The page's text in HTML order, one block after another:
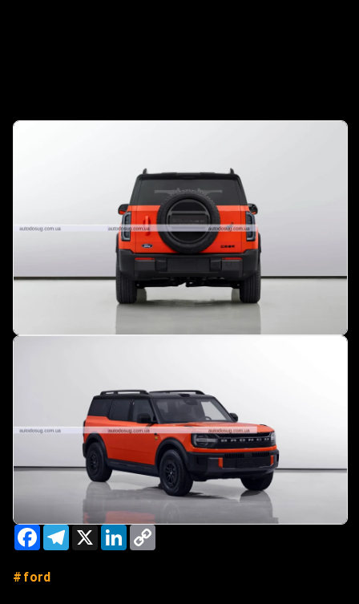
FacebookTelegram
X LinkedIn
ford